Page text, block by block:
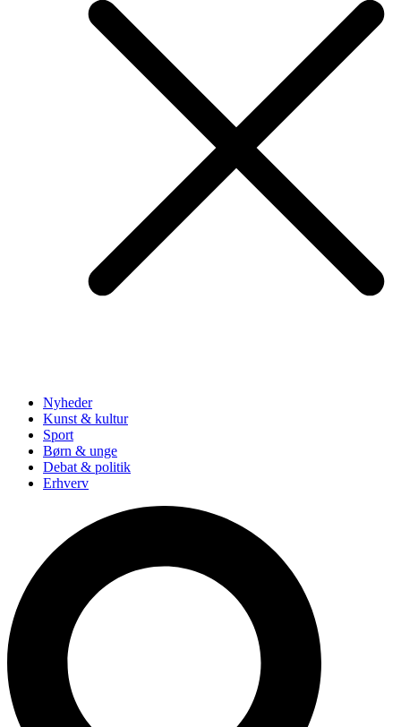
Nyheder
Kunst & kultur
Sport
Børn & unge
Debat & politik
Erhverv